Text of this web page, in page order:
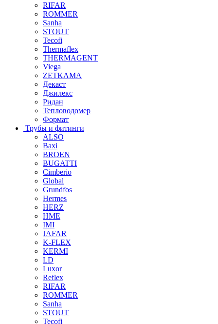
RIFAR
ROMMER
Sanha
STOUT
Tecofi
Thermaflex
THERMAGENT
Viega
ZETKAMA
Декаст
Джилекс
Ридан
Тепловодомер
Формат
Трубы и фитинги
ALSO
Baxi
BROEN
BUGATTI
Cimberio
Global
Grundfos
Hermes
HERZ
HME
IMI
JAFAR
K-FLEX
KERMI
LD
Luxor
Reflex
RIFAR
ROMMER
Sanha
STOUT
Tecofi